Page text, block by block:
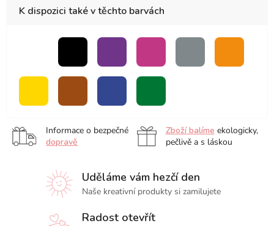
K dispozici také v těchto barvách
blender
Informace o bezpečné
dopravě
Zboží balíme ekologicky,
pečlivě a s láskou
Uděláme vám hezčí den
Naše kreativní produkty si zamilujete
Radost otevřít